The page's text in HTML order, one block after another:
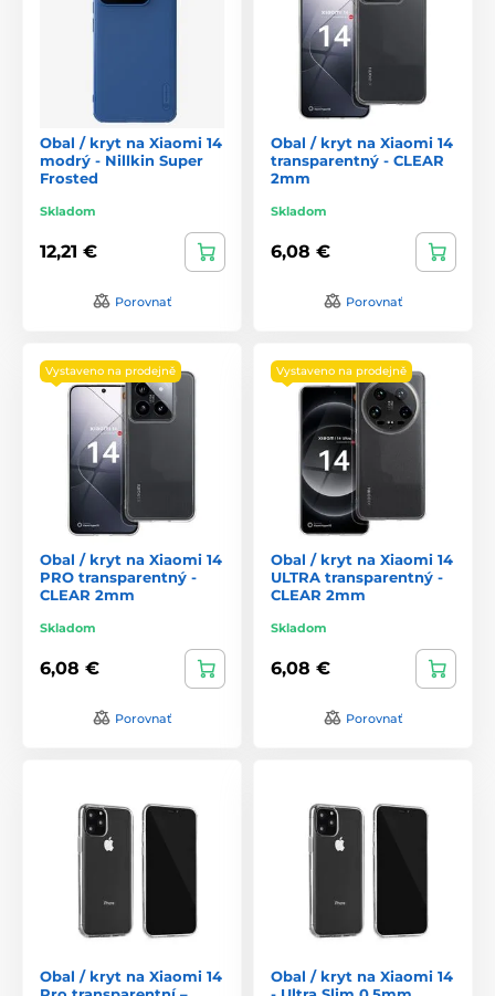
Obal / kryt na Xiaomi 14
modrý - Nillkin Super
Frosted
Skladom
12,21 €
Porovnať
Obal / kryt na Xiaomi 14
transparentný - CLEAR
2mm
Skladom
6,08 €
Porovnať
Vystaveno na prodejně
Obal / kryt na Xiaomi 14
PRO transparentný -
CLEAR 2mm
Skladom
6,08 €
Porovnať
Vystaveno na prodejně
Obal / kryt na Xiaomi 14
ULTRA transparentný -
CLEAR 2mm
Skladom
6,08 €
Porovnať
Obal / kryt na Xiaomi 14
Obal / kryt na Xiaomi 14